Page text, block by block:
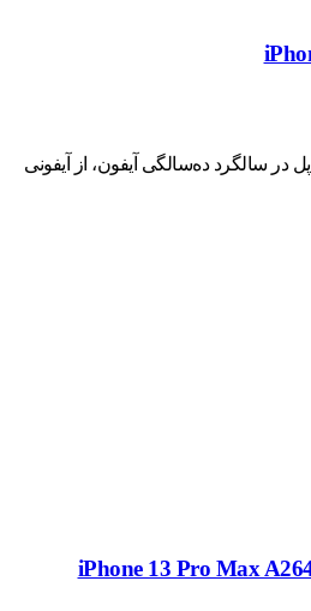
آیفون ایکس 64 | iPhone X 64 اپل در سالگرد ده‌سالگی آیفون، از آیفونی